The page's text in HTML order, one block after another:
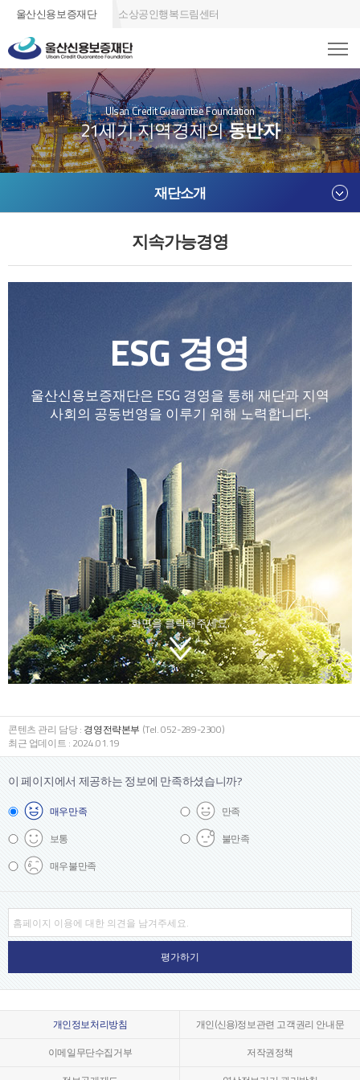
울산신용보증재단 소상공인행복드림센터
Ulsan Credit Guarantee Foundation
21세기 지역경제의동반자
재단소개
지속가능경영
ESG 경영
울산신용보증재단은 ESG 경영을 통해재단과 지역
사회의 공동번영을 이루기 위해 노력합니다.
화면을 클릭해주세요.
콘텐츠 관리 담당 : 경영전략본부 (Tel. 052-289-2300)
최근 업데이트 : 2024.01.19
이 페이지에서 제공하는 정보에 만족하셨습니까?
매우만족
만족
보통
불만족
매우불만족
개인정보처리방침
개인(신용)정보관련 고객권리 안내문
이메일무단수집거부
저작권정책